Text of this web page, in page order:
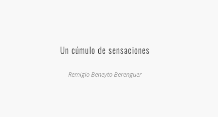
Un cúmulo de sensaciones
Remigio Beneyto Berenguer